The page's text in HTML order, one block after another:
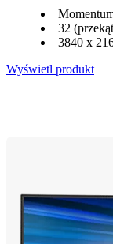
32
3840 x
Wyświetl produkt